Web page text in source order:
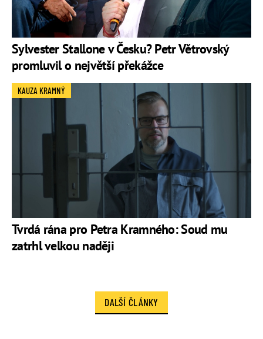
Sylvester Stallone v Česku? Petr Větrovský
promluvil o největší překážce
Tvrdá rána pro Petra Kramného: Soud mu
zatrhl velkou naději
KAUZA KRAMNÝ
DALŠÍ ČLÁNKY